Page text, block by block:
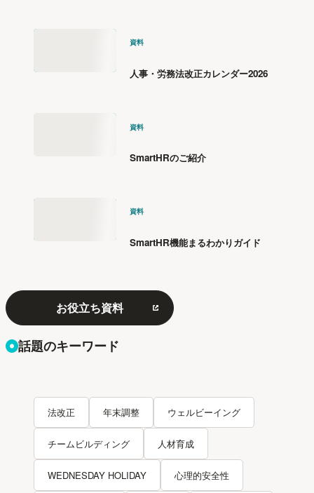
資料
人事・労務法改正カレンダー2026
資料
SmartHRのご紹介
資料
SmartHR機能まるわかりガイド
お役立ち資料
話題のキーワード
法改正 年末調整 ウェルビーイング
チームビルディング 人材育成
WEDNESDAY HOLIDAY 心理的安全性